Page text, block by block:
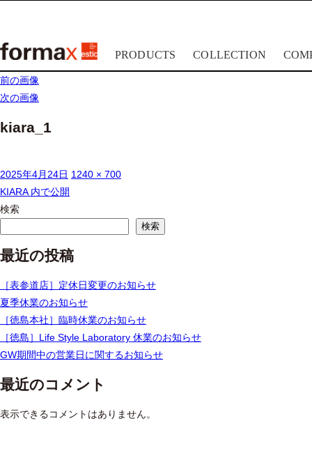
PRODUCTS
COLLECTION
lapalma
前の画像
次の画像
kiara_1
投
稿
日:
2025年4月24日 フ
1240 × 700
投
稿
ゲ
ー
シ
ョ
ン
KIARA 内で公開
検索
検索
最近の投稿
［表参道店］定休日変更のお知らせ
夏季休業のお知らせ
［徳島本社］臨時休業のお知らせ
［徳島］Life Style Laboratory 休業のお知らせ
GW期間中の営業日に関するお知らせ
最近のコメント
表示できるコメントはありません。